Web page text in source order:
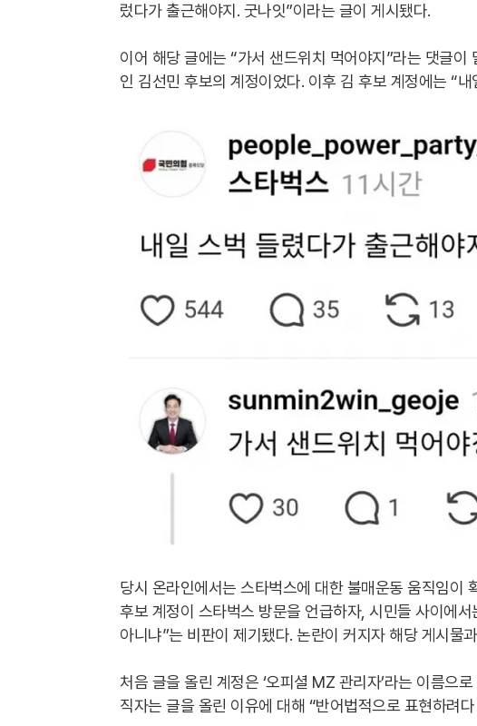
렀다가 출근해야지. 굿나잇”이라는 글이 게시됐다.
이어 해당 글에는 “가서 샌드위치 먹어야지”라는 댓글
인 김선민 후보의 계정이었다. 이후 김 후보 계정에는 “
당시 온라인에서는 스타벅스에 대한 불매운동 움직임이
후보 계정이 스타벅스 방문을 언급하자, 시민들 사이에
아니냐”는 비판이 제기됐다. 논란이 커지자 해당 게시물
처음 글을 올린 계정은 ‘오피셜 MZ 관리자’라는 이름으
직자는 글을 올린 이유에 대해 “반어법적으로 표현하려